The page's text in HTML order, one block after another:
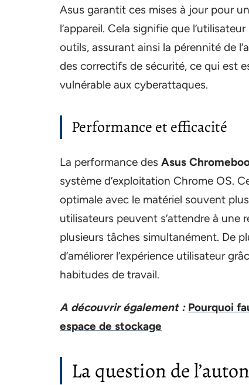
Asus garantit ces mises à jour pour
l’appareil. Cela signifie que
outils, assurant ainsi la pérennité de
des correctifs de sécurité, ce qui est
vulnérable aux cyberattaques.
Performance et efficacité
La performance des Asus
système d’exploitation Chrome OS.
optimale avec le matériel souvent
utilisateurs peuvent s’attendre à une
plusieurs tâches simultanément. De
d’améliorer l’expérience utilisateur
habitudes de travail.
A découvrir également : Pourquoi
espace de stockage
La question de